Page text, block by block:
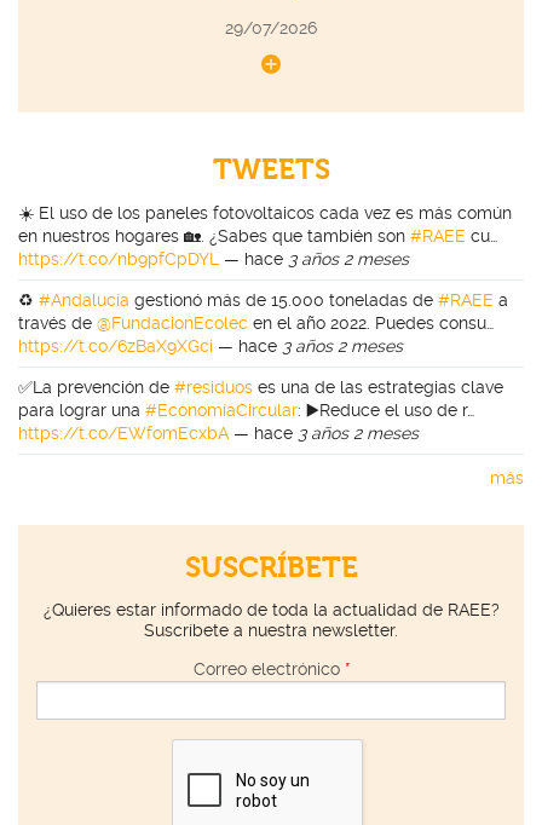
29/07/2026
TWEETS
☀️ El uso de los paneles fotovoltaicos cada vez es más común
en nuestros hogares 🏡. ¿Sabes que también son #RAEE cu…
https://t.co/nb9pfCpDYL — hace 3 años 2 meses
♻️ #Andalucía gestionó más de 15.000 toneladas de #RAEE a
través de @FundacionEcolec en el año 2022. Puedes consu…
https://t.co/6zBaX9XGci — hace 3 años 2 meses
✅La prevención de #residuos es una de las estrategias clave
para lograr una #EconomíaCircular: ▶️Reduce el uso de r…
https://t.co/EWfomEcxbA — hace 3 años 2 meses
más
SUSCRÍBETE
¿Quieres estar informado de toda la actualidad de RAEE?
Suscríbete a nuestra newsletter.
Correo electrónico *